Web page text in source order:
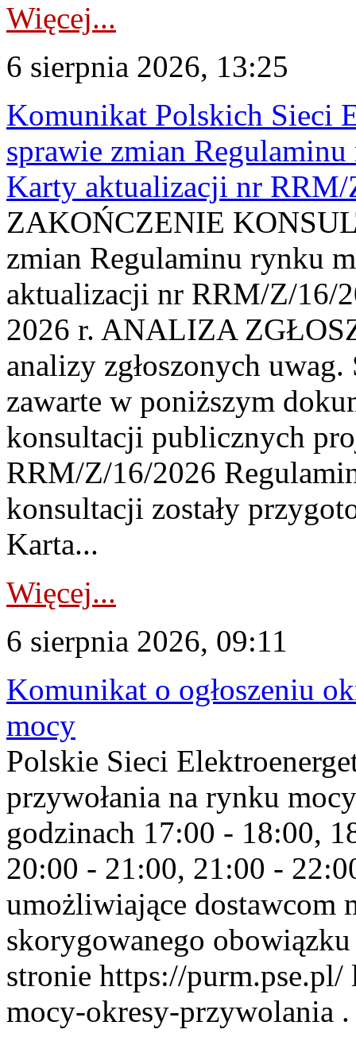
Więcej...
6 sierpnia 2026, 13:25
Komunikat Polskich Sieci
sprawie zmian
Karty aktualizacji nr
ZAKOŃCZENIE
zmian Regulaminu rynku
aktualizacji nr RRM/Z/16/
2026 r. ANALIZA
analizy zgłoszonych
zawarte w poniższym
konsultacji publicznych
RRM/Z/16/2026
konsultacji zostały
Karta...
Więcej...
6 sierpnia 2026, 09:11
Komunikat o ogłoszeniu
mocy
Polskie Sieci
przywołania na rynku
godzinach 17:00 - 18:00,
20:00 - 21:00, 21:00 -
umożliwiające dostawcom
skorygowanego
stronie https://
mocy-okresy-przywolania